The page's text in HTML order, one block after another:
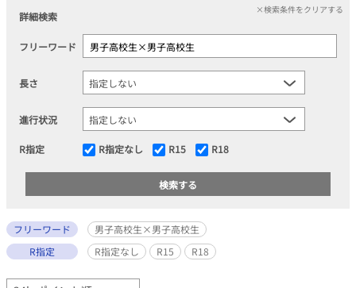
詳細検索
×検索条件をクリアする
フリーワード
長さ
進行状況
R指定 R指定なし R15 R18
フリーワード
男子高校生×男子高校生
R指定
R指定なし R15 R18